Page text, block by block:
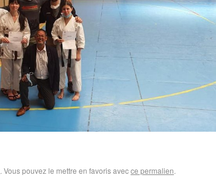
. Vous pouvez le mettre en favoris avecce permalien.